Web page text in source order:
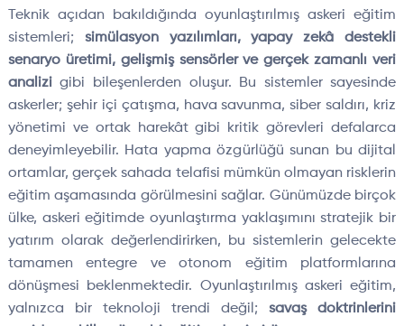
Teknik açıdan bakıldığında oyunlaştırılmış askeri eğitim
sistemleri; simülasyon yazılımları, yapay zekâ destekli
senaryo üretimi, gelişmiş sensörlerve gerçek zamanl ı veri
analizi gibi bileşenlerden oluşur. Bu sistemler sayesinde
askerler; şehir içi çatışma, hava savunma, siber saldırı, kriz
yönetimi ve ortak harekât gibi kritik görevleri defalarca
deneyimleyebilir. Hata yapma özgürlüğü sunan bu dijital
ortamlar, gerçek sahada telafisi mümkün olmayan risklerin
eğitim aşamasında görülmesini sağlar. Günümüzde birçok
ülke, askeri eğitimde oyunlaştırma yaklaşımını stratejik bir
yatırım olarak değerlendirirken, bu sistemlerin gelecekte
tamamen entegre ve otonom eğitim platformlarına
dönüşmesi beklenmektedir. Oyunlaştırılmış askeri eğitim,
yalnızca bir teknoloji trendi değil;savaş doktrinlerini